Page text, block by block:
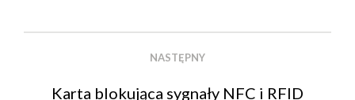
NASTĘPNY
Karta blokująca sygnały NFC i RFID